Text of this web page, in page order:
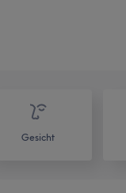
Gesicht